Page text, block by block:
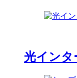
光インタ